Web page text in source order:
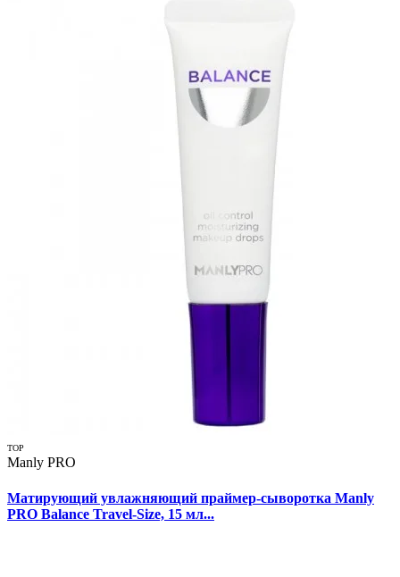
TOP
Manly PRO
Матирующий увлажняющий праймер-сыворотка Manly
PRO Balance Travel-Size, 15 мл...